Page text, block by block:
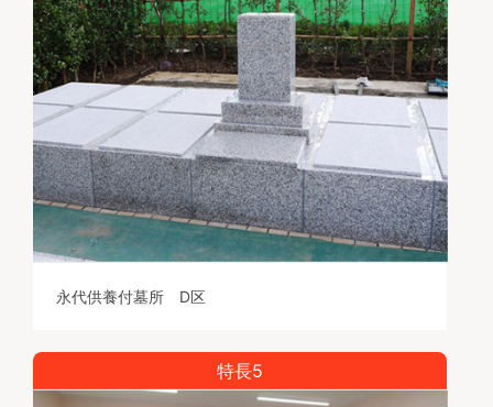
永代供養付墓所 D区
特長5